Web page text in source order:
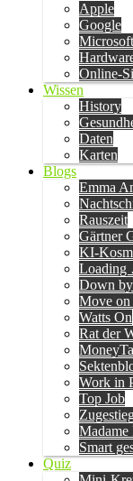
Apple
Google
Microsoft
Online-
Wissen
History
Daten
Karten
Blogs
Emma
Rauszeit
Gärtner
KI-
Down
Move on
Watts On
Rat der
Work in
Top Job
Madame
Smart
Quiz